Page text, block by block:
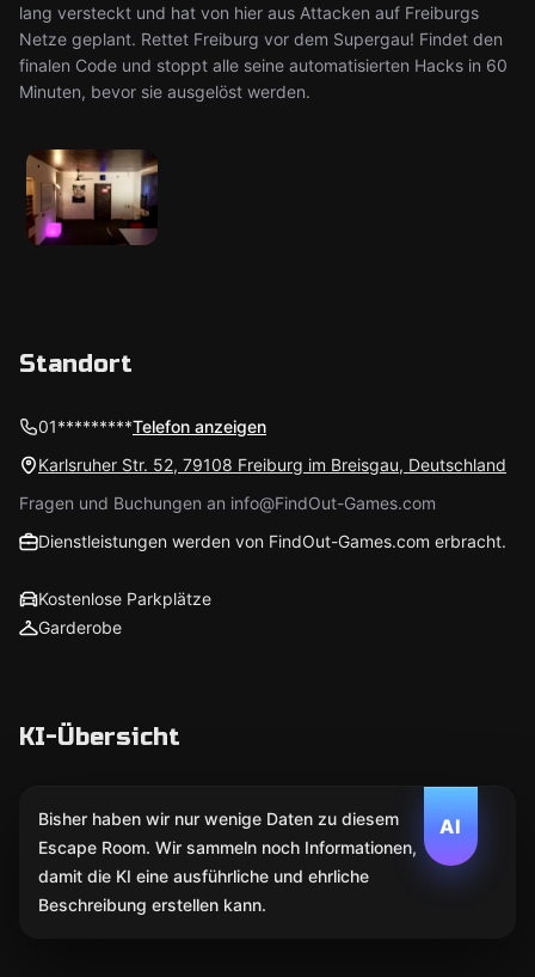
lang versteckt und hat von hier aus Attacken auf Freiburgs
Netze geplant. Rettet Freiburg vor dem Supergau! Findet den
finalen Code und stoppt alle seine automatisierten Hacks in 60
Minuten, bevor sie ausgelöst werden.
Standort
01*********Telefon anzeigen
Karlsruher Str. 52, 79108 Freiburg im Breisgau, Deutschland
Fragen und Buchungen an info@FindOut-Games.com
Dienstleistungen werden von FindOut-Games.com erbracht.
Kostenlose Parkplätze
Garderobe
KI-Übersicht
AI
Bisher haben wir nur wenige Daten zu diesem
Escape Room. Wir sammeln noch Informationen,
damit die KI eine ausführliche und ehrliche
Beschreibung erstellen kann.